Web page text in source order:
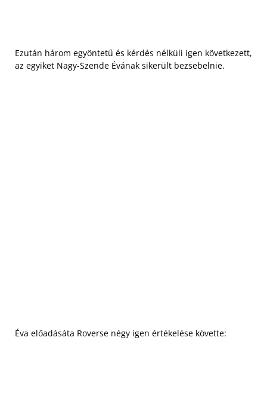
Ezután három egyöntetű és kérdés nélküli igen következett,
az egyiket Nagy-Szende Évának sikerült bezsebelnie.
Éva előadásáta Roverse négy igen értékelése követte: